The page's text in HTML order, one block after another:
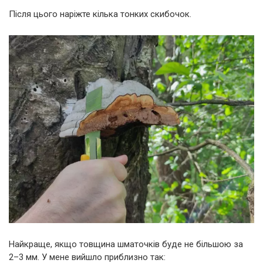
Після цього наріжте кілька тонких скибочок.
Найкраще, якщо товщина шматочків буде не більшою за
2–3 мм. У мене вийшло приблизно так: